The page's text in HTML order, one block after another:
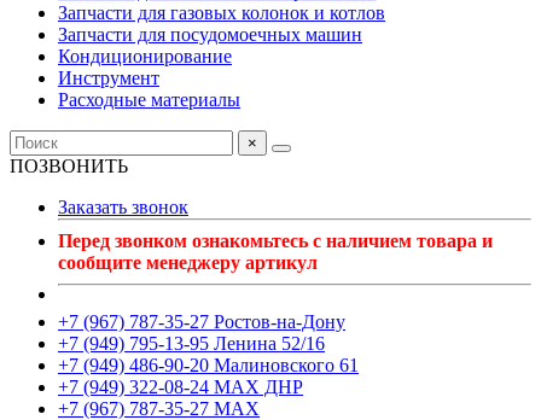
Запчасти для газовых колонок и котлов
Запчасти для посудомоечных машин
Кондиционирование
Инструмент
Расходные материалы
×
ПОЗВОНИТЬ
Заказать звонок
Перед звонком ознакомьтесь с наличием товара и
сообщите менеджеру артикул
+7 (967) 787-35-27 Ростов-на-Дону
+7 (949) 795-13-95 Ленина 52/16
+7 (949) 486-90-20 Малиновского 61
+7 (949) 322-08-24 MAX ДНР
+7 (967) 787-35-27 MAX